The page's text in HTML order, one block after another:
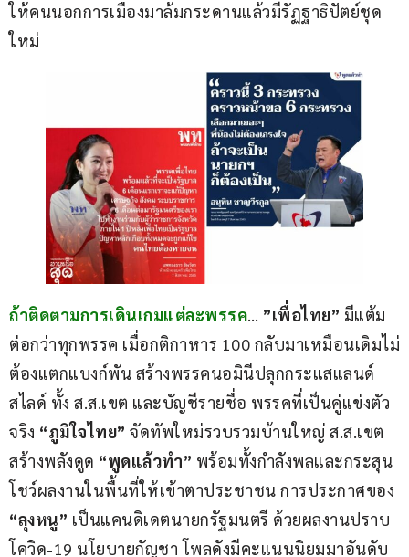
ให้คนนอกการเมืองมาล้มกระดานแล้วมีรัฏฐาธิปัตย์ชุด
ใหม่
ถ้าติดตามการเดินเกมแต่ละพรรค… ”เพื่อไทย” มีแต้ม
ต่อกว่าทุกพรรค เมื่อกติกาหาร 100 กลับมาเหมือนเดิมไม่
ต้องแตกแบงก์พัน สร้างพรรคนอมินีปลุกกระแสแลนด์
สไลด์ ทั้ง ส.ส.เขต และบัญชีรายชื่อ พรรคที่เป็นคู่แข่งตัว
จริง “ภูมิใจไทย” จัดทัพใหม่รวบรวมบ้านใหญ่ ส.ส.เขต
สร้างพลังดูด “พูดแล้วทำ” พร้อมทั้งกำลังพลและกระสุน
โชว์ผลงานในพื้นที่ให้เข้าตาประชาชน การประกาศของ
“ลุงหนู” เป็นแคนดิเดตนายกรัฐมนตรี ด้วยผลงานปราบ
โควิด-19 นโยบายกัญชา โพลดังมีคะแนนนิยมมาอันดับ